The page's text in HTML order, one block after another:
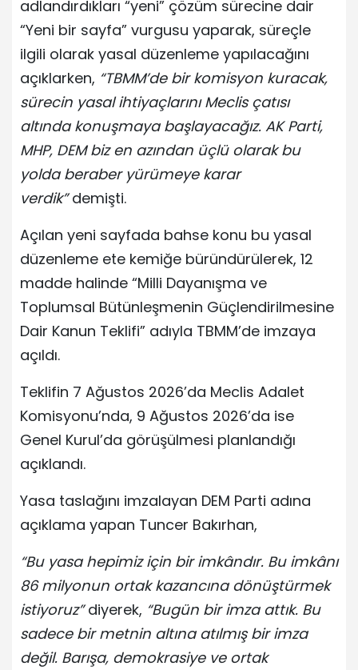
adlandırdıkları “yeni” çözüm sürecine dair
“Yeni bir sayfa” vurgusu yaparak, süreçle
ilgili olarak yasal düzenleme yapılacağını
açıklarken, “TBMM’de bir komisyon kuracak,
sürecin yasal ihtiyaçlarını Meclis çatısı
altında konuşmaya başlayacağız. AK Parti,
MHP, DEM biz en azından üçlü olarak bu
yolda beraber yürümeye karar
verdik”demişti.
Açılan yeni sayfada bahse konu bu yasal
düzenleme ete kemiğe büründürülerek, 12
madde halinde “Milli Dayanışma ve
Toplumsal Bütünleşmenin Güçlendirilmesine
Dair Kanun Teklifi” adıyla TBMM’de imzaya
açıldı.
Teklifin 7 Ağustos 2026’da Meclis Adalet
Komisyonu’nda, 9 Ağustos 2026’da ise
Genel Kurul’da görüşülmesi planlandığı
açıklandı.
Yasa taslağını imzalayan DEM Parti adına
açıklama yapan Tuncer Bakırhan,
“Bu yasa hepimiz için bir imkândır. Bu imkânı
86 milyonun ortak kazancına dönüştürmek
istiyoruz”diyerek, “Bugün bir imza attık. Bu
sadece bir metnin altına atılmış bir imza
değil. Barışa, demokrasiye ve ortak